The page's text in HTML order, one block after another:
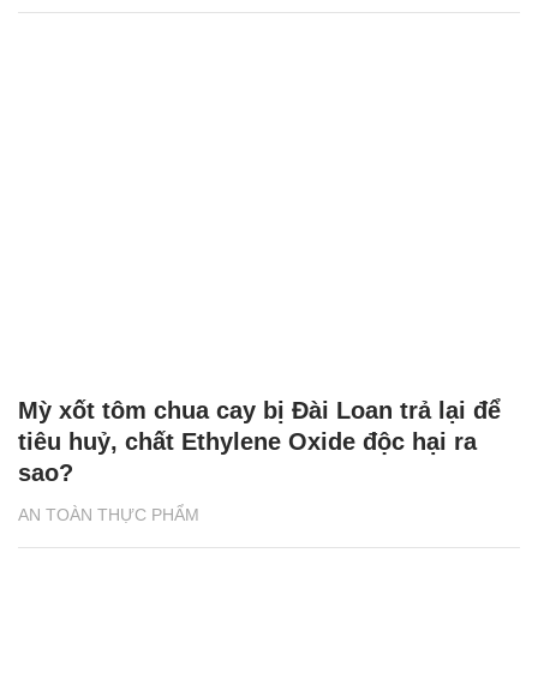
AN TOÀN THỰC PHẨM
Mỳ xốt tôm chua cay bị Đài Loan trả lại để
tiêu huỷ, chất Ethylene Oxide độc hại ra
sao?